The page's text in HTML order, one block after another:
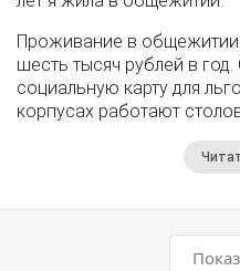
Проживание в
шесть тысяч рублей в
социальную карту для
корпусах работают